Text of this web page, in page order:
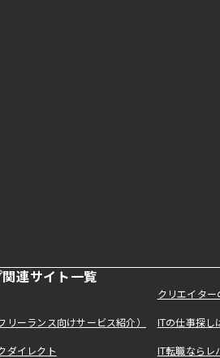
連サイト一覧
クリエイタ
リーランス向けサービス紹介） ITの仕事探
ダイレクト IT転職なら